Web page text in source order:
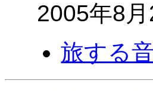
2005年8
旅する